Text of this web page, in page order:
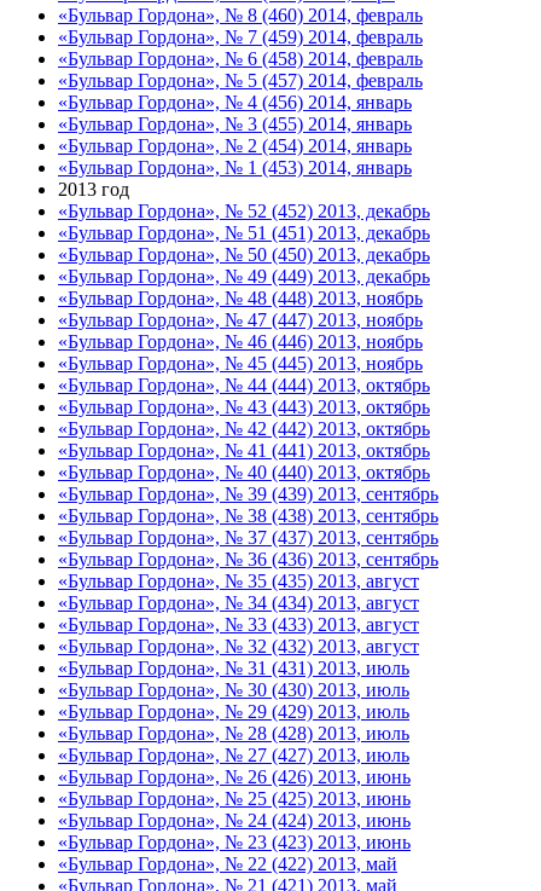
«Бульвар Гордона», № 8 (460) 2014, февраль
«Бульвар Гордона», № 7 (459) 2014, февраль
«Бульвар Гордона», № 6 (458) 2014, февраль
«Бульвар Гордона», № 5 (457) 2014, февраль
«Бульвар Гордона», № 4 (456) 2014, январь
«Бульвар Гордона», № 3 (455) 2014, январь
«Бульвар Гордона», № 2 (454) 2014, январь
«Бульвар Гордона», № 1 (453) 2014, январь
2013 год
«Бульвар Гордона», № 52 (452) 2013, декабрь
«Бульвар Гордона», № 51 (451) 2013, декабрь
«Бульвар Гордона», № 50 (450) 2013, декабрь
«Бульвар Гордона», № 49 (449) 2013, декабрь
«Бульвар Гордона», № 48 (448) 2013, ноябрь
«Бульвар Гордона», № 47 (447) 2013, ноябрь
«Бульвар Гордона», № 46 (446) 2013, ноябрь
«Бульвар Гордона», № 45 (445) 2013, ноябрь
«Бульвар Гордона», № 44 (444) 2013, октябрь
«Бульвар Гордона», № 43 (443) 2013, октябрь
«Бульвар Гордона», № 42 (442) 2013, октябрь
«Бульвар Гордона», № 41 (441) 2013, октябрь
«Бульвар Гордона», № 40 (440) 2013, октябрь
«Бульвар Гордона», № 39 (439) 2013, сентябрь
«Бульвар Гордона», № 38 (438) 2013, сентябрь
«Бульвар Гордона», № 37 (437) 2013, сентябрь
«Бульвар Гордона», № 36 (436) 2013, сентябрь
«Бульвар Гордона», № 35 (435) 2013, август
«Бульвар Гордона», № 34 (434) 2013, август
«Бульвар Гордона», № 33 (433) 2013, август
«Бульвар Гордона», № 32 (432) 2013, август
«Бульвар Гордона», № 31 (431) 2013, июль
«Бульвар Гордона», № 30 (430) 2013, июль
«Бульвар Гордона», № 29 (429) 2013, июль
«Бульвар Гордона», № 28 (428) 2013, июль
«Бульвар Гордона», № 27 (427) 2013, июль
«Бульвар Гордона», № 26 (426) 2013, июнь
«Бульвар Гордона», № 25 (425) 2013, июнь
«Бульвар Гордона», № 24 (424) 2013, июнь
«Бульвар Гордона», № 23 (423) 2013, июнь
«Бульвар Гордона», № 22 (422) 2013, май
«Бульвар Гордона», № 21 (421) 2013, май